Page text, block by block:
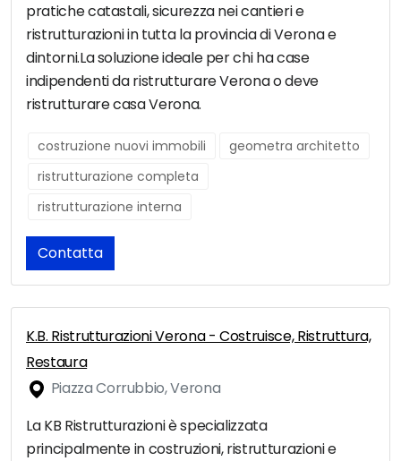
pratiche catastali, sicurezza nei cantieri e
ristrutturazioni in tutta la provincia di Verona e
dintorni.La soluzione ideale per chi ha case
indipendenti da ristrutturare Verona o deve
ristrutturare casa Verona.
costruzione nuovi immobili
geometra architetto
ristrutturazione completa
ristrutturazione interna
Contatta
K.B. Ristrutturazioni Verona - Costruisce, Ristruttura,
Restaura
Piazza Corrubbio, Verona
La KB Ristrutturazioni è specializzata
principalmente in costruzioni, ristrutturazioni e